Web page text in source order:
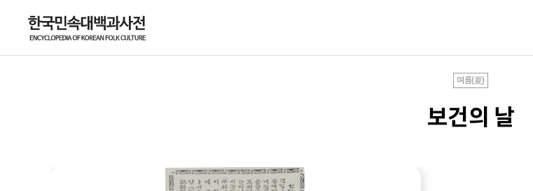
여름(夏)
보건의 날